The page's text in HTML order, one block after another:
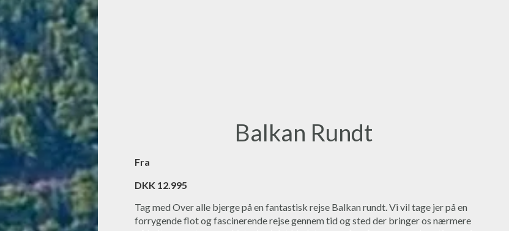
Balkan Rundt
Fra
DKK 12.995
Tag med Over alle bjerge på en fantastisk rejse Balkan rundt. Vi vil tage jer på en
forrygende flot og fascinerende rejse gennem tid og sted der bringer os nærmere